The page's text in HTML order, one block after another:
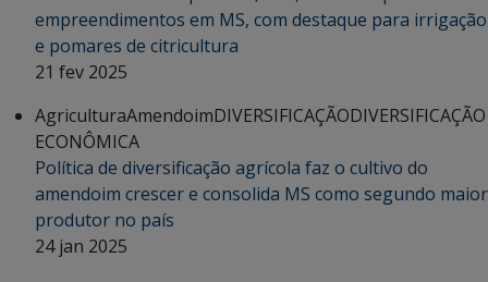
empreendimentos em MS, com destaque para irrigação
e pomares de citricultura
21 fev 2025
AgriculturaAmendoimDIVERSIFICAÇÃODIVERSIFICAÇÃO
ECONÔMICA
Política de diversificação agrícola faz o cultivo do
amendoim crescer e consolida MS como segundo maior
produtor no país
24 jan 2025